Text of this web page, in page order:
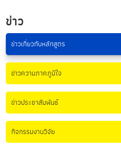
ข่าว
ข่าวเกี่ยวกับหลักสูตร
ข่าวความภาคภูมิใจ
ข่าวประชาสัมพันธ์
กิจกรรมงานวิจัย